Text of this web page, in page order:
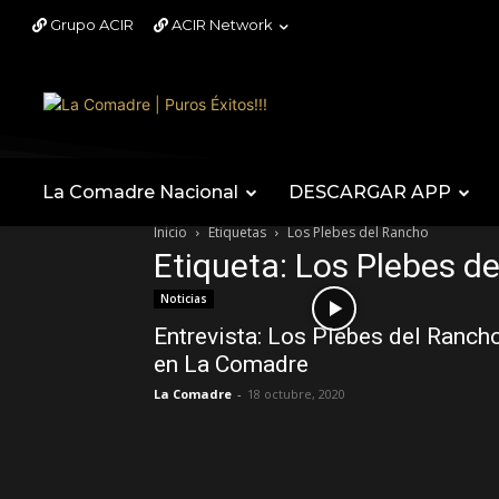
Grupo ACIR ACIR Network
La Comadre Nacional DESCARGAR APP
Inicio Etiquetas Los Plebes del Rancho
Etiqueta: Los Plebes
Noticias
Entrevista: Los Plebes del
en La Comadre
La Comadre - 18 octubre, 2020